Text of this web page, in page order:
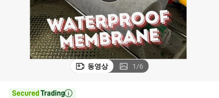
동영상 1/6
